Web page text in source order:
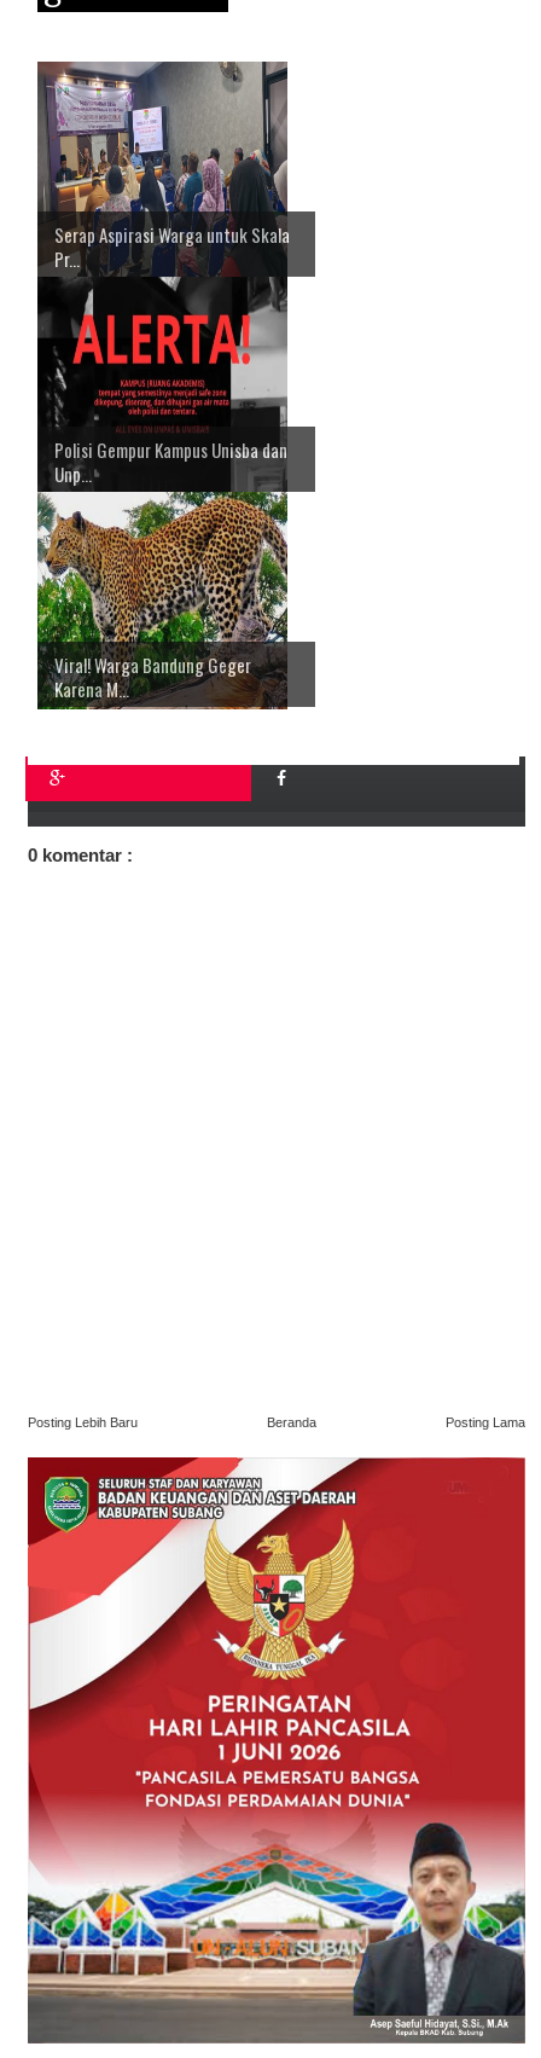
Serap Aspirasi Warga untuk Skala
Pr...
Polisi Gempur Kampus Unisba dan
Unp...
Viral! Warga Bandung Geger
Karena M...
0 komentar :
Posting Lebih Baru Posting Lama
Beranda